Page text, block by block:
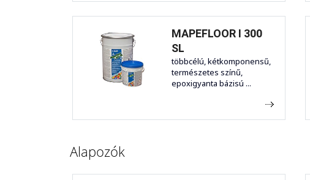
MAPEFLOOR I 300
SL
többcélú, kétkomponensű,
természetes színű,
epoxigyanta bázisú ...
Alapozók